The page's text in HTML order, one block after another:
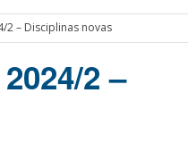
2 – Disciplinas novas
2 –